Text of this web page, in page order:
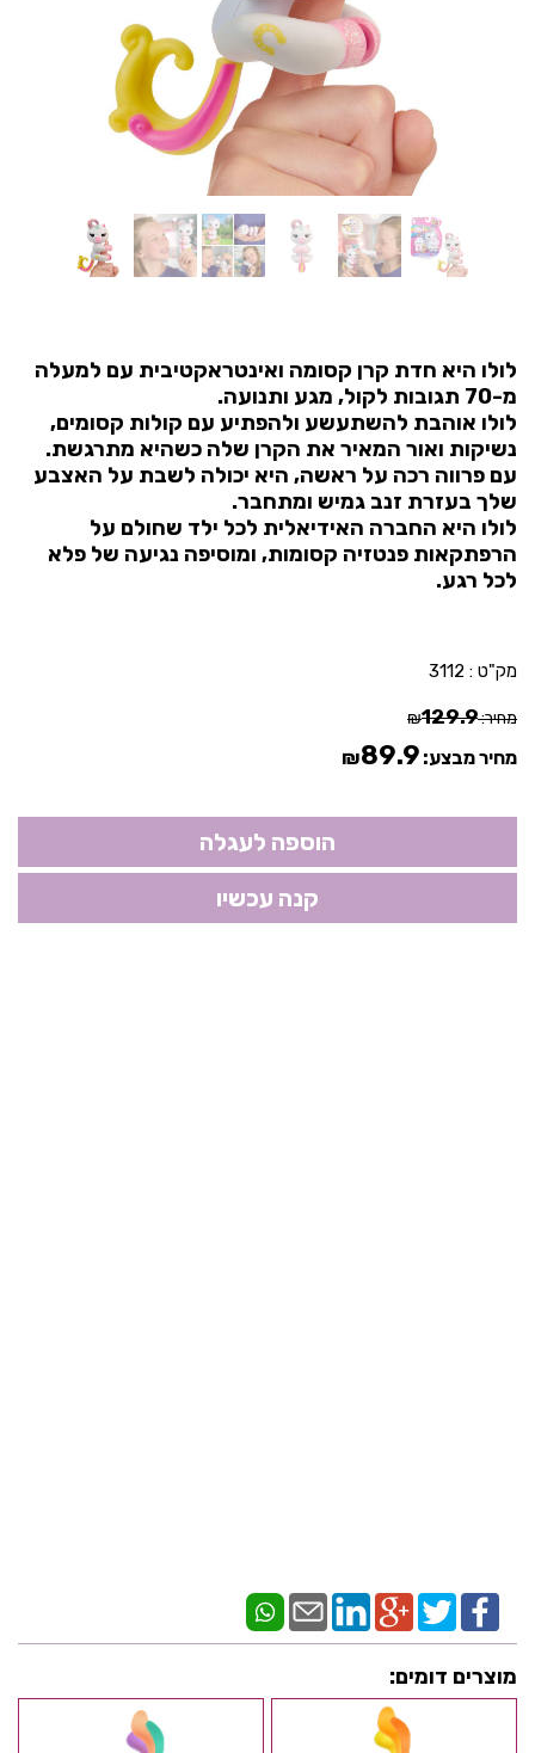
לולו היא חדת קרן קסומה ואינטראקטיבית עם למעלה
מ-70 תגובות לקול, מגע ותנועה.
לולו אוהבת להשתעשע ולהפתיע עם קולות קסומים,
נשיקות ואור המאיר את הקרן שלה כשהיא מתרגשת.
עם פרווה רכה על ראשה, היא יכולה לשבת על האצבע
שלך בעזרת זנב גמיש ומתחבר.
לולו היא החברה האידיאלית לכל ילד שחולם על
הרפתקאות פנטזיה קסומות, ומוסיפה נגיעה של פלא
לכל רגע.
מק"ט : 3112
מחיר: ₪129.9
מחיר מבצע: ₪89.9
מוצרים דומים: